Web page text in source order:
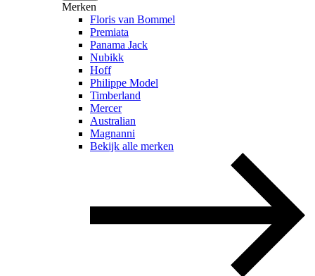
Merken
Floris van Bommel
Premiata
Panama Jack
Nubikk
Hoff
Philippe Model
Timberland
Mercer
Australian
Magnanni
Bekijk alle merken